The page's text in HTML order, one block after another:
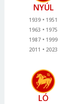
NYÚL
1939
1951
1963
1975
1987
1999
2011
2023
LÓ